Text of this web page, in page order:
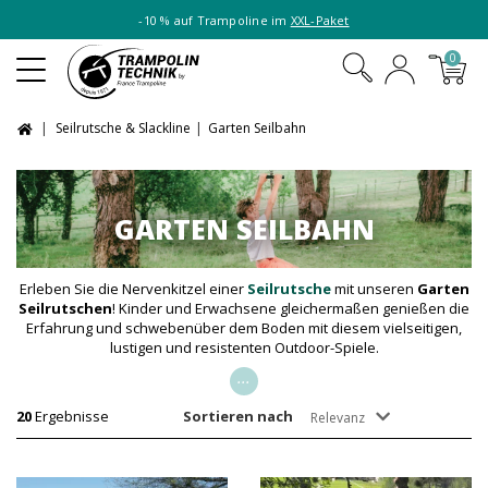
-10 % auf Trampoline im XXL-Paket
0
Seilrutsche & Slackline Garten Seilbahn
GARTEN SEILBAHN
Erleben Sie die Nervenkitzel einer Seilrutschemit unseren Garten
Seilrutschen! Kinder und Erwachsene gleichermaßen genießen die
Erfahrung und schwebenüber dem Boden mit diesem vielseitigen,
lustigen und resistenten Outdoor-Spiele.
...
20Ergebnisse Sortieren nach Relevanz